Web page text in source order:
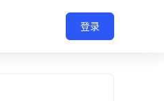
登录